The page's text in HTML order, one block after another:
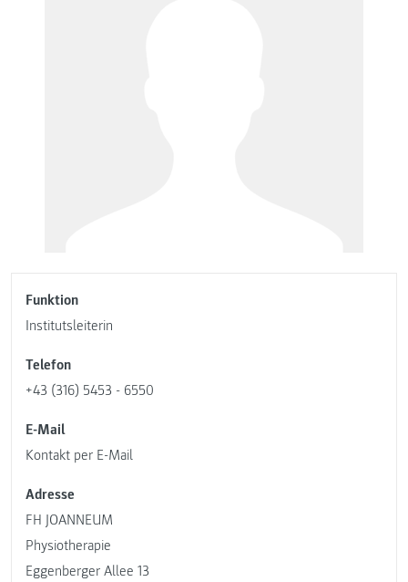
Funktion
Institutsleiterin
Telefon
+43 (316) 5453 - 6550
E-Mail
Kontakt per E-Mail
Adresse
FH JOANNEUM
Physiotherapie
Eggenberger Allee 13